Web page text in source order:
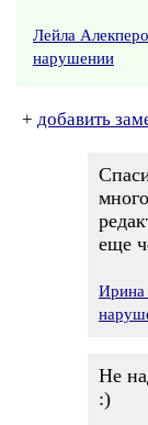
Лейла
нарушении
+ добавить
еще
Ирина
Не
:)